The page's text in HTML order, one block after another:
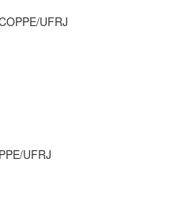
UFRJ
UFRJ